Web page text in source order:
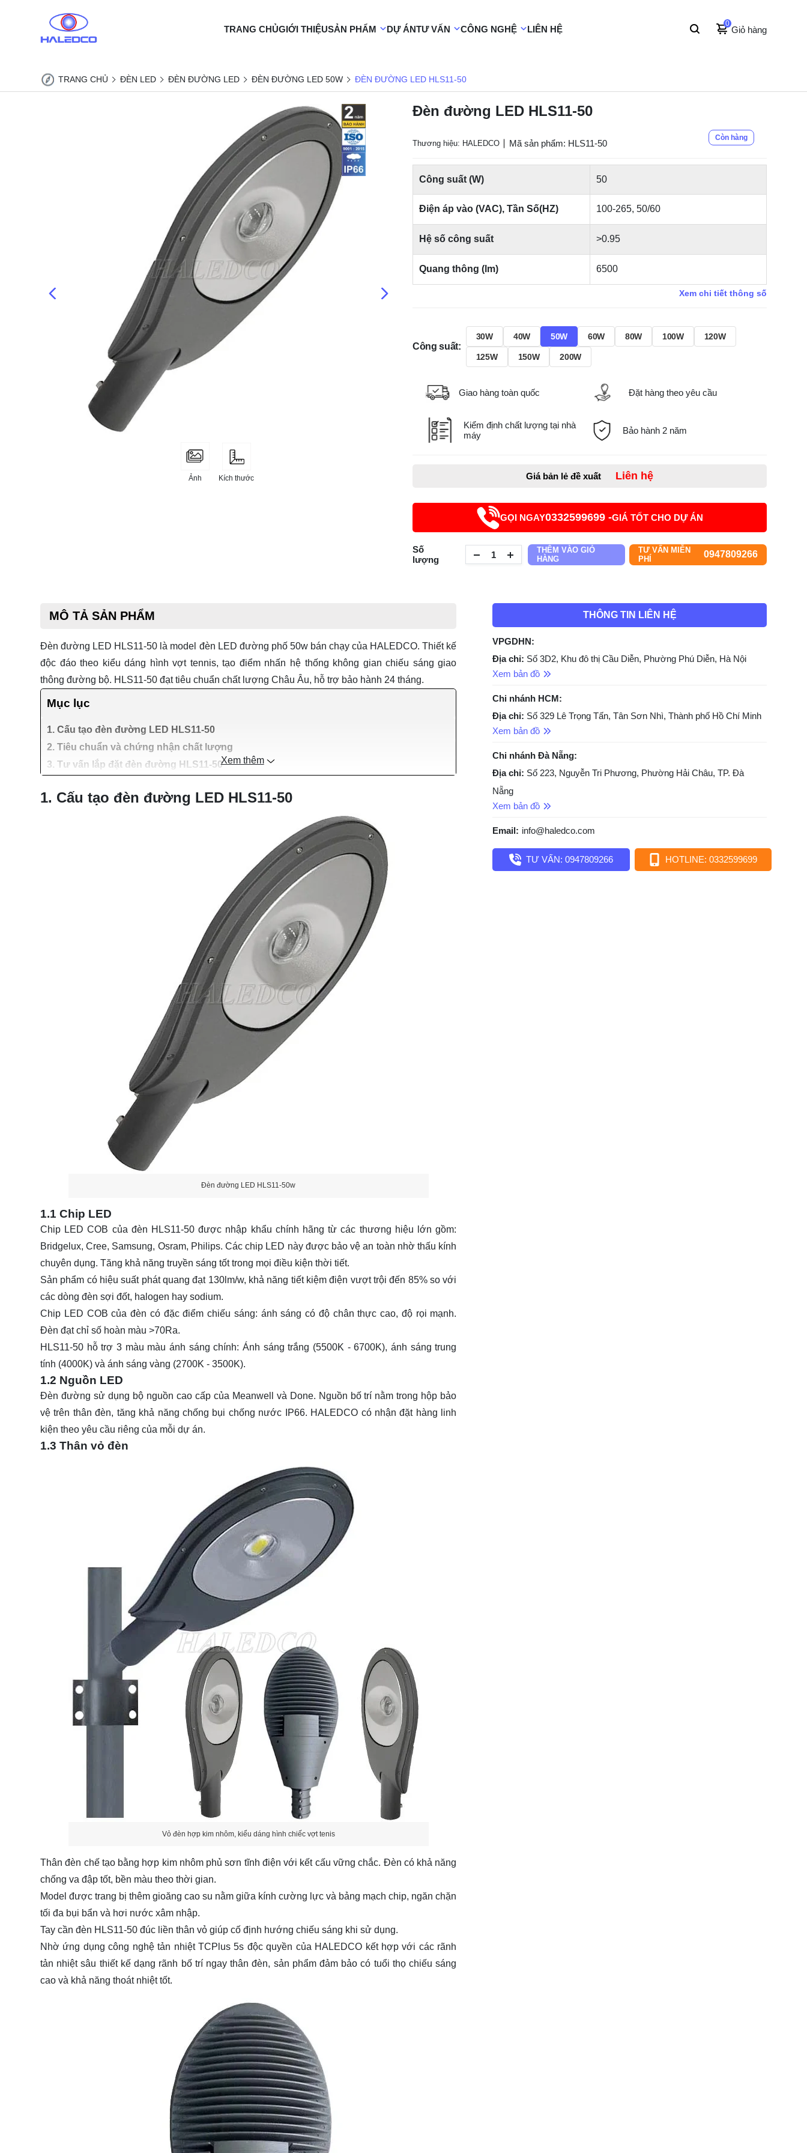
TRANG CHỦGIỚI THIỆUSẢN PHẨM DỰ ÁNTƯ VẤN CÔNG NGHỆ LIÊN HỆ
0
Giỏ hàng
TRANG CHỦ ĐÈN LED ĐÈN ĐƯỜNG LED ĐÈN ĐƯỜNG LED 50W ĐÈN ĐƯỜNG LED HLS11-50
Ảnh Kích thước
Đèn đường LED HLS11-50
Thương hiệu: HALEDCO Mã sản phẩm: HLS11-50
Còn hàng
Công suất (W) 50
Điện áp vào (VAC), Tần Số(HZ) 100-265, 50/60
Hệ số công suất >0.95
Quang thông (lm) 6500
Xem chi tiết thông số
Công suất:
30W 40W 50W 60W 80W 100W 120W
125W 150W 200W
Giao hàng toàn quốc Đặt hàng theo yêu cầu
Kiểm định chất lượng tại nhà
máy
Bảo hành 2 năm
Giá bản lẻ đề xuất Liên hệ
GỌI NGAY0332599699 -GIÁ TỐT CHO DỰ ÁN
Số
lượng
THÊM VÀO GIỎ
HÀNG
TƯ VẤN MIỄN
PHÍ
0947809266
MÔ TẢ SẢN PHẨM
Đèn đường LED HLS11-50 là model đèn LED đường phố 50wbán chạy của HALEDCO. Thiết kế
độc đáo theo kiểu dáng hình vợt tennis, tạo điểm nhấn hệ thống không gian chiếu sáng giao
thông đường bộ. HLS11-50 đạt tiêu chuẩn chất lượng Châu Âu, hỗ trợ bảo hành 24 tháng.
Mục lục
1. Cấu tạo đèn đường LED HLS11-50
2. Tiêu chuẩn và chứng nhận chất lượng
3. Tư vấn lắp đặt đèn đường HLS11-50Xem thêm
1. Cấu tạo đèn đường LED HLS11-50
Đèn đường LED HLS11-50w
1.1 Chip LED
Chip LED COB của đèn HLS11-50 được nhập khẩu chính hãng từ các thương hiệu lớn gồm:
Bridgelux, Cree, Samsung, Osram, Philips. Các chip LED này được bảo vệ an toàn nhờ thấu kính
chuyên dụng. Tăng khả năng truyền sáng tốt trong mọi điều kiện thời tiết.
Sản phẩm có hiệu suất phát quang đạt 130lm/w, khả năng tiết kiệm điện vượt trội đến 85% so với
các dòng đèn sợi đốt, halogen hay sodium.
Chip LED COB của đèn có đặc điểm chiếu sáng: ánh sáng có độ chân thực cao, độ rọi mạnh.
Đèn đạt chỉ số hoàn màu >70Ra.
HLS11-50 hỗ trợ 3 màu màu ánh sáng chính: Ánh sáng trắng (5500K - 6700K), ánh sáng trung
tính (4000K) và ánh sáng vàng (2700K - 3500K).
1.2 Nguồn LED
Đèn đường sử dụng bộ nguồn cao cấp của Meanwell và Done. Nguồn bố trí nằm trong hộp bảo
vệ trên thân đèn, tăng khả năng chống bụi chống nước IP66. HALEDCO có nhận đặt hàng linh
kiện theo yêu cầu riêng của mỗi dự án.
1.3 Thân vỏ đèn
Vỏ đèn hợp kim nhôm, kiểu dáng hình chiếc vợt tenis
Thân đèn chế tạo bằng hợp kim nhôm phủ sơn tĩnh điện với kết cấu vững chắc. Đèn có khả năng
chống va đập tốt, bền màu theo thời gian.
Model được trang bị thêm gioăng cao su nằm giữa kính cường lực và bảng mạch chip, ngăn chặn
tối đa bụi bẩn và hơi nước xâm nhập.
Tay cần đèn HLS11-50 đúc liền thân vỏ giúp cố định hướng chiếu sáng khi sử dụng.
Nhờ ứng dụng công nghệ tản nhiệt TCPlus 5s độc quyền của HALEDCO kết hợp với các rãnh
tản nhiệt sâu thiết kế dạng rãnh bố trí ngay thân đèn, sản phẩm đảm bảo có tuổi thọ chiếu sáng
cao và khả năng thoát nhiệt tốt.
THÔNG TIN LIÊN HỆ
VPGDHN:
Địa chỉ: Số 3D2, Khu đô thị Cầu Diễn, Phường Phú Diễn, Hà Nội
Xem bản đồ
Chi nhánh HCM:
Địa chỉ: Số 329 Lê Trọng Tấn, Tân Sơn Nhì, Thành phố Hồ Chí Minh
Xem bản đồ
Chi nhánh Đà Nẵng:
Địa chỉ: Số 223, Nguyễn Tri Phương, Phường Hải Châu, TP. Đà
Nẵng
Xem bản đồ
Email: info@haledco.com
TƯ VẤN: 0947809266 HOTLINE: 0332599699